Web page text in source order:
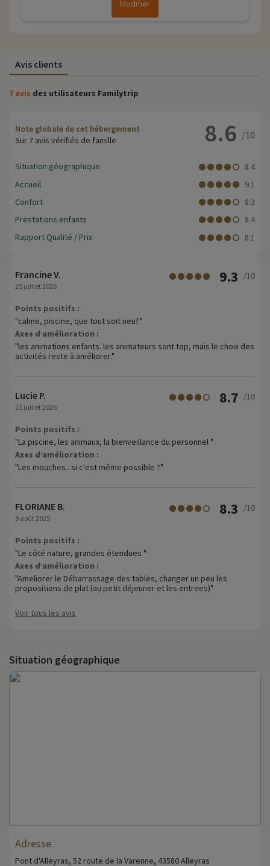
Modifier
Avis clients
7 avis des utilisateurs Familytrip
Note globale de cet hébergement
Sur 7 avis vérifiés de famille
8.6 /10
Situation géographique
8.4
Accueil
9.1
Confort
8.3
Prestations enfants
8.4
Rapport Qualité / Prix
8.1
Francine V.
25 juillet 2026
9.3 /10
Points positifs :
"calme, piscine, que tout soit neuf"
Axes d’amélioration :
"les animations enfants. les animateurs sont top, mais le choix des
activités reste à améliorer."
Lucie P.
11 juillet 2026
8.7 /10
Points positifs :
"La piscine, les animaux, la bienveillance du personnel "
Axes d’amélioration :
"Les mouches.. si c'est même possible ?"
FLORIANE B.
9 août 2025
8.3 /10
Points positifs :
"Le côté nature, grandes étendues "
Axes d’amélioration :
"Ameliorer le Débarrassage des tables, changer un peu les
propositions de plat (au petit déjeuner et les entrees)"
Voir tous les avis
Situation géographique
Adresse
Pont d'Alleyras, 52 route de la Varenne, 43580 Alleyras